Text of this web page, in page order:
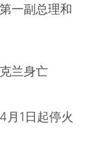
一副总理和
兰身亡
月1日起停火